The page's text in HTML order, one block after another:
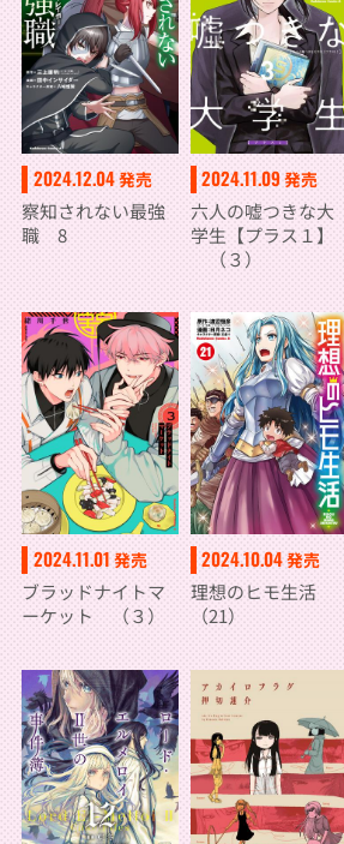
2024.12.04発売
察知されない最強
職 8
2024.11.09発売
六人の嘘つきな大
学生【プラス１】
（３）
2024.11.01 発売
ブラッドナイトマ
ーケット （３）
2024.10.04発売
理想のヒモ生活
（21）